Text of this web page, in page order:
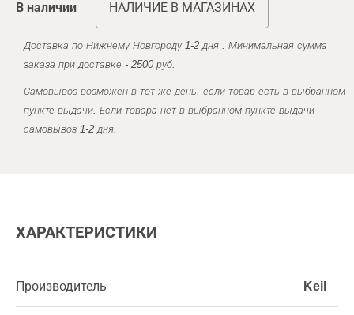
В наличии НАЛИЧИЕ В МАГАЗИНАХ
Доставка по Нижнему Новгороду 1-2 дня . Минимальная сумма
заказа при доставке - 2500 руб.
Самовывоз возможен в тот же день, если товар есть в выбранном
пункте выдачи. Если товара нет в выбранном пункте выдачи -
самовывоз 1-2 дня.
ХАРАКТЕРИСТИКИ
Производитель Keil